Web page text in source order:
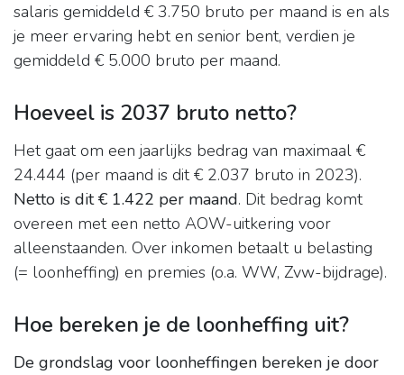
salaris gemiddeld € 3.750 bruto per maand is en als
je meer ervaring hebt en senior bent, verdien je
gemiddeld € 5.000 bruto per maand.
Hoeveel is 2037 bruto netto?
Het gaat om een jaarlijks bedrag van maximaal €
24.444 (per maand is dit € 2.037 bruto in 2023).
Netto is dit € 1.422 per maand. Dit bedrag komt
overeen met een netto AOW-uitkering voor
alleenstaanden. Over inkomen betaalt u belasting
(= loonheffing) en premies (o.a. WW, Zvw-bijdrage).
Hoe bereken je de loonheffing uit?
De grondslag voor loonheffingen bereken je door